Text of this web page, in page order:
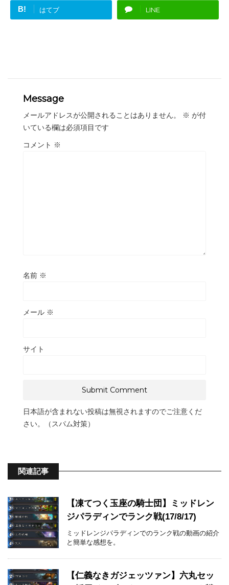
B! はてブ LINE
Message
メールアドレスが公開されることはありません。 ※ が付
いている欄は必須項目です
コメント ※
名前 ※
メール ※
サイト
日本語が含まれない投稿は無視されますのでご注意くだ
さい。（スパム対策）
関連記事
【凍てつく玉座の騎士団】ミッドレン
ジパラディンでランク戦(17/8/17)
ミッドレンジパラディンでのランク戦の動画の紹介
と簡単な感想を。
【仁義なきガジェッツァン】六丸セッ